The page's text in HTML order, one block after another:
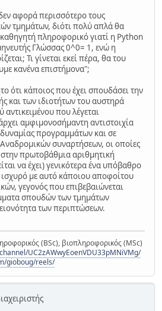
αφορά περισσότερο τους
τμημάτων, διότι πολύ απλά θα
πληροφορικό γιατί η Python
Γλώσσας 0^0= 1, ενώ η
Τι γίνεται εκεί πέρα, θα του
κανένα επιστήμονα";
ότι κάποιος που έχει σπουδάσει την
και των ιδιοτήτων του αυστηρά
που λέγεται
αμφιμονοσήμαντη αντιστοιχία
προγραμμάτων και σε
συναρτήσεων, οι οποίες
στην πρωτοβάθμια αριθμητική
να έχει) γενικότερα ένα υπόβαθρο
με αυτό κάποιου αποφοίτου
γεγονός που επιβεβαιώνεται
σπουδών των τμημάτων
των περιπτώσεων.
(BSc), βιοπληροφορικός (MSc)
UC2zAWwyEoenVDU33pMNiVMg/
gioboug/reels/